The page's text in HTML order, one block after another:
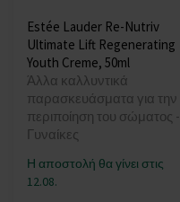
Estée Lauder Re-Nutriv
Ultimate Lift Regenerating
Youth Creme, 50ml
Άλλα καλλυντικά
παρασκευάσματα για την
περιποίηση του σώματος -
Γυναίκες
Η αποστολή θα γίνει στις
12.08.